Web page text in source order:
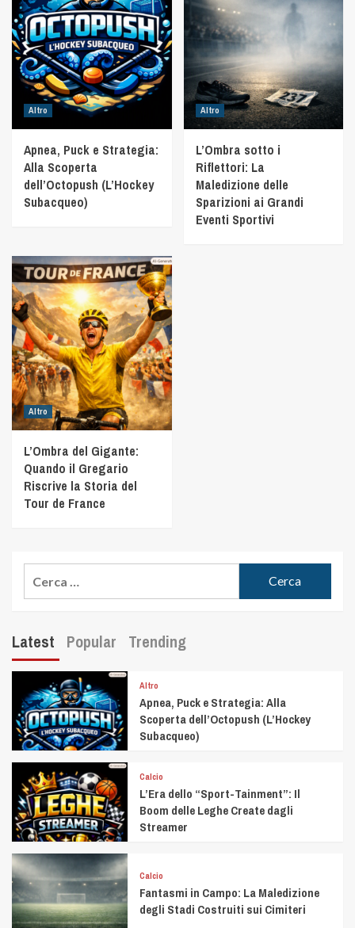
Altro
Apnea, Puck e Strategia:
Alla Scoperta
dell’Octopush (L’Hockey
Subacqueo)
Altro
L’Ombra sotto i
Riflettori: La
Maledizione delle
Sparizioni ai Grandi
Eventi Sportivi
Altro
L’Ombra del Gigante:
Quando il Gregario
Riscrive la Storia del
Tour de France
Latest Popular Trending
Altro
Apnea, Puck e Strategia: Alla
Scoperta dell’Octopush (L’Hockey
Subacqueo)
Calcio
L’Era dello “Sport-Tainment”: Il
Boom delle Leghe Create dagli
Streamer
Calcio
Fantasmi in Campo: La Maledizione
degli Stadi Costruiti sui Cimiteri